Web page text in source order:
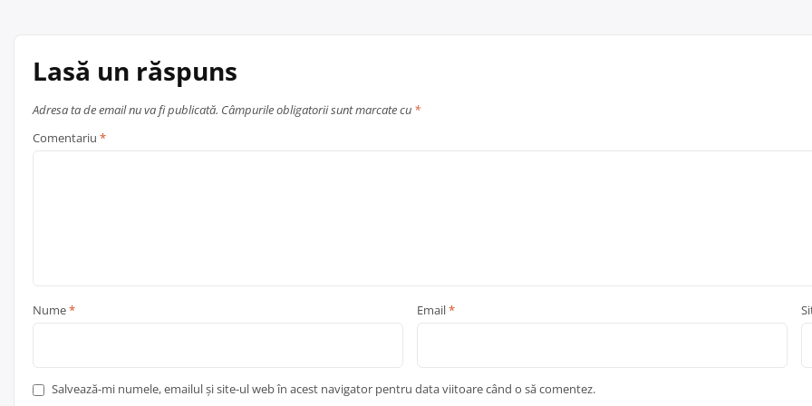
Lasă un răspuns
Adresa ta de email nu va fi publicată. Câmpurile obligatorii sunt marcate cu *
Comentariu *
Nume* Email*
Salvează-mi numele, emailul și site-ul web în acest navigator pentru data viitoare când o să comentez.